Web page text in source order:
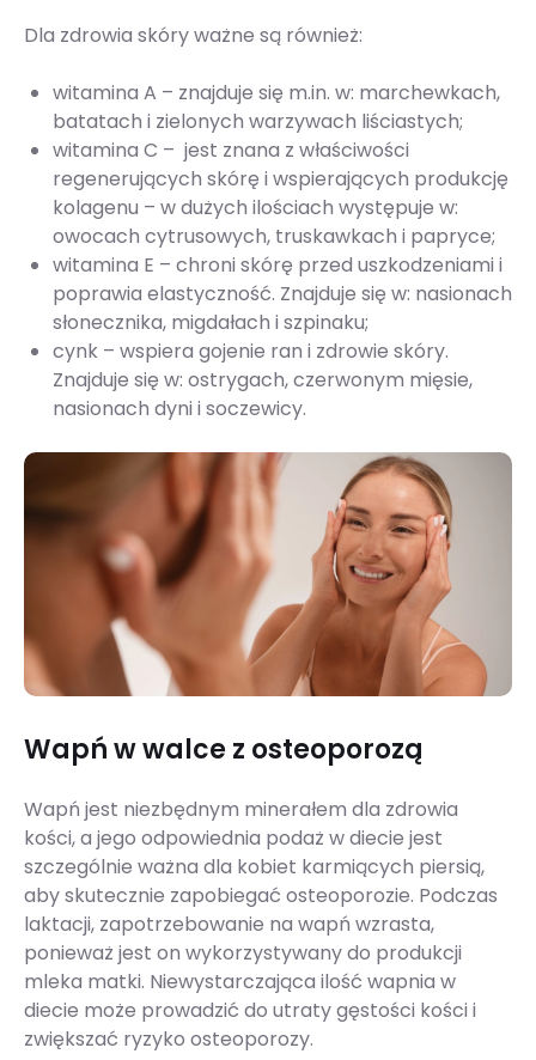
Dla zdrowia skóry ważne są również:
witamina A – znajduje się m.in. w: marchewkach,
batatach i zielonych warzywach liściastych;
witamina C – jest znana z właściwości
regenerujących skórę i wspierających produkcję
kolagenu – w dużych ilościach występuje w:
owocach cytrusowych, truskawkach i papryce;
witamina E – chroni skórę przed uszkodzeniami i
poprawia elastyczność. Znajduje się w: nasionach
słonecznika, migdałach i szpinaku;
cynk – wspiera gojenie ran i zdrowie skóry.
Znajduje się w: ostrygach, czerwonym mięsie,
nasionach dyni i soczewicy.
Wapń w walce z osteoporozą
Wapń jest niezbędnym minerałem dla zdrowia
kości, a jego odpowiednia podaż w diecie jest
szczególnie ważna dla kobiet karmiących piersią,
aby skutecznie zapobiegać osteoporozie. Podczas
laktacji, zapotrzebowanie na wapń wzrasta,
ponieważ jest on wykorzystywany do produkcji
mleka matki. Niewystarczająca ilość wapnia w
diecie może prowadzić do utraty gęstości kości i
zwiększać ryzyko osteoporozy.